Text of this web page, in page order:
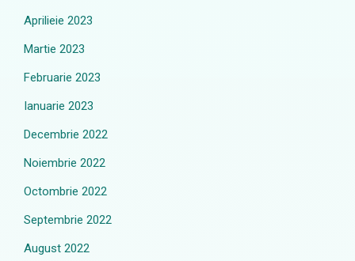
Aprilieie 2023
Martie 2023
Februarie 2023
Ianuarie 2023
Decembrie 2022
Noiembrie 2022
Octombrie 2022
Septembrie 2022
August 2022